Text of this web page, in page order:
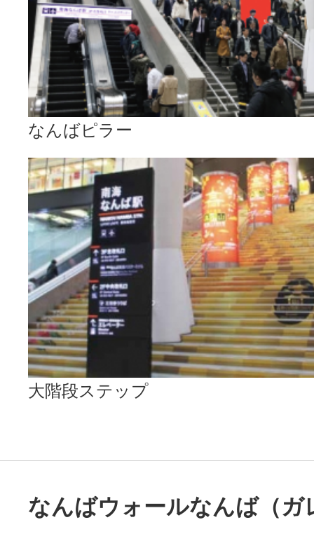
なんばピラー
大階段ステップ
なんばウォールなんば（ガ